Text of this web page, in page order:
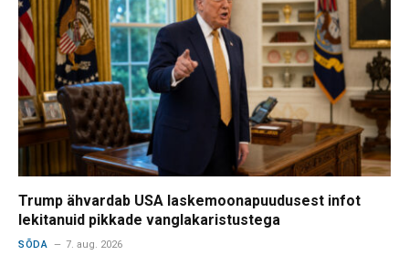
Trump ähvardab USA laskemoonapuudusest infot
lekitanuid pikkade vanglakaristustega
SÕDA 7. aug. 2026